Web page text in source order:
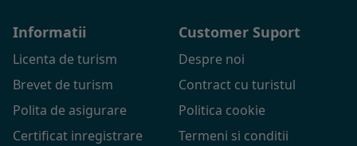
Informatii
Licenta de turism
Brevet de turism
Polita de asigurare
Certificat inregistrare
Customer Suport
Despre noi
Contract cu turistul
Politica cookie
Termeni si conditii